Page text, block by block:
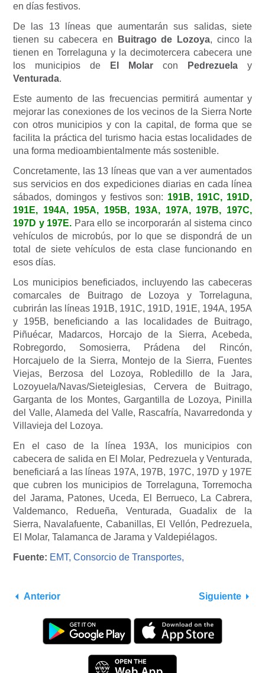
en días festivos.
De las 13 líneas que aumentarán sus salidas, siete
tienen su cabecera en
Buitrago de Lozoya, cinco la
tienen en Torrelaguna y la decimotercera cabecera une
los municipios de
El Molar con Pedrezuela y
Venturada.
Este aumento de las frecuencias permitirá aumentar y
mejorar las conexiones de los vecinos de la Sierra Norte
con otros municipios y con la capital, de forma que se
facilita la práctica del turismo hacia estas localidades de
una forma medioambientalmente más sostenible.
Concretamente, las 13 líneas que van a ver aumentados
sus servicios en dos expediciones diarias en cada línea
sábados, domingos y festivos son: 191B, 191C, 191D,
191E, 194A, 195A, 195B, 193A, 197A, 197B, 197C,
197D y 197E. Para ello se incorporarán al sistema cinco
vehículos de microbús, por lo que se dispondrá de un
total de siete vehículos de esta clase funcionando en
esos días.
Los municipios beneficiados, incluyendo las cabeceras
comarcales de Buitrago de Lozoya y Torrelaguna,
cubrirán las líneas 191B, 191C, 191D, 191E, 194A, 195A
y 195B, beneficiando a las localidades de Buitrago,
Piñuécar, Madarcos, Horcajo de la Sierra, Acebeda,
Robregordo, Somosierra, Prádena del Rincón,
Horcajuelo de la Sierra, Montejo de la Sierra, Fuentes
Viejas, Berzosa del Lozoya, Robledillo de la Jara,
Lozoyuela/Navas/Sieteiglesias, Cervera de Buitrago,
Garganta de los Montes, Gargantilla de Lozoya, Pinilla
del Valle, Alameda del Valle, Rascafría, Navarredonda y
Villavieja del Lozoya.
En el caso de la línea 193A, los municipios con
cabecera de salida en El Molar, Pedrezuela y Venturada,
beneficiará a las líneas 197A, 197B, 197C, 197D y 197E
que cubren los municipios de Torrelaguna, Torremocha
del Jarama, Patones, Uceda, El Berrueco, La Cabrera,
Valdemanco, Redueña, Venturada, Guadalix de la
Sierra, Navalafuente, Cabanillas, El Vellón, Pedrezuela,
El Molar, Talamanca de Jarama y Valdepiélagos.
Fuente: EMT, Consorcio de Transportes,
Anterior Siguiente